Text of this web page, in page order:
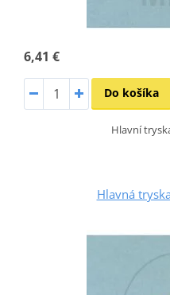
6,41 €
Do košíka
Hlavní
Hlavná